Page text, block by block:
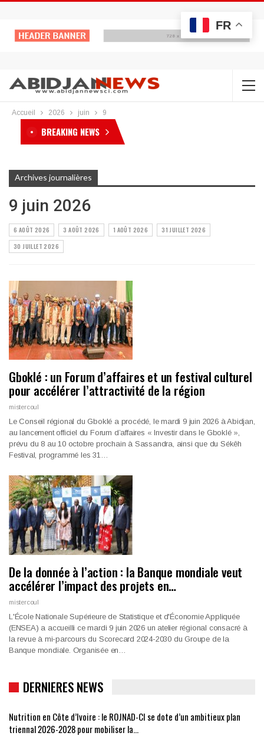
Accueil 2026 juin 9
BREAKING NEWS
Archives journalières
9 juin 2026
6 AOÛT 2026 3 AOÛT 2026 1 AOÛT 2026
31 JUILLET 2026
30 JUILLET 2026
Gboklé : un Forum d’affaires et un festival culturel
pour accélérer l’attractivité de la région
mistercoul
Le Conseil régional du Gboklé a procédé, le mardi 9 juin 2026 à Abidjan,
au lancement officiel du Forum d’affaires « Investir dans le Gboklé »,
prévu du 8 au 10 octobre prochain à Sassandra, ainsi que du Sékêh
Festival, programmé les 31…
De la donnée à l’action : la Banque mondiale veut
accélérer l’impact des projets en…
mistercoul
L'École Nationale Supérieure de Statistique et d'Économie Appliquée
(ENSEA) a accueilli ce mardi 9 juin 2026 un atelier régional consacré à
la revue à mi-parcours du Scorecard 2024-2030 du Groupe de la
Banque mondiale. Organisée en…
DERNIERES NEWS
Nutrition en Côte d’Ivoire : le ROJNAD-CI se dote d’un ambitieux plan
triennal 2026-2028 pour mobiliser la…
FR